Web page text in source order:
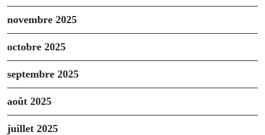
novembre 2025
octobre 2025
septembre 2025
août 2025
juillet 2025